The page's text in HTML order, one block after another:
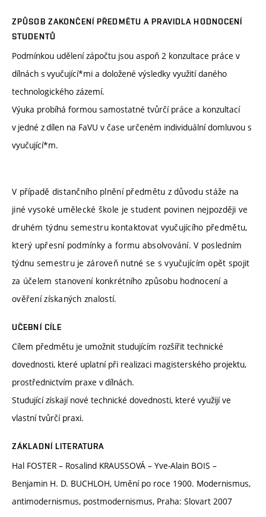
ZPŮSOB ZAKONČENÍ PŘEDMĚTU A PRAVIDLA HODNOCENÍ
STUDENTŮ
Podmínkou udělení zápočtu jsou aspoň 2 konzultace práce v
dílnách s vyučující*mi a doložené výsledky využití daného
technologického zázemí.
Výuka probíhá formou samostatné tvůrčí práce a konzultací
v jedné z dílen na FaVU v čase určeném individuální domluvou s
vyučující*m.
V případě distančního plnění předmětu z důvodu stáže na
jiné vysoké umělecké škole je student povinen nejpozději ve
druhém týdnu semestru kontaktovat vyučujícího předmětu,
který upřesní podmínky a formu absolvování. V posledním
týdnu semestru je zároveň nutné se s vyučujícím opět spojit
za účelem stanovení konkrétního způsobu hodnocení a
ověření získaných znalostí.
UČEBNÍ CÍLE
Cílem předmětu je umožnit studujícím rozšířit technické
dovednosti, které uplatní při realizaci magisterského projektu,
prostřednictvím praxe v dílnách.
Studující získají nové technické dovednosti, které využijí ve
vlastní tvůrčí praxi.
ZÁKLADNÍ LITERATURA
Hal FOSTER – Rosalind KRAUSSOVÁ – Yve-Alain BOIS –
Benjamin H. D. BUCHLOH, Umění po roce 1900. Modernismus,
antimodernismus, postmodernismus, Praha: Slovart 2007